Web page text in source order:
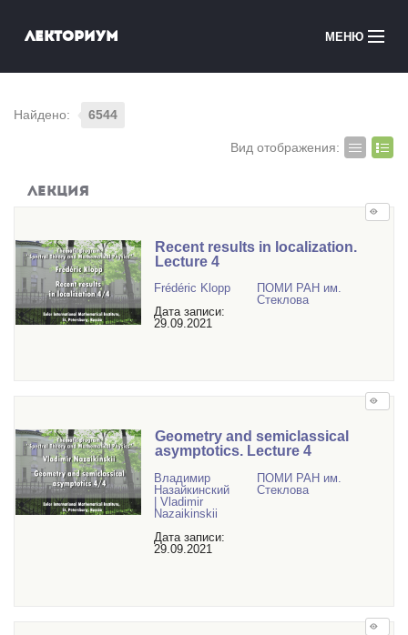
Лекториум МЕНЮ
Courses in English
Найдено: 6544
Вид отображения:
Лекция
Recent results in localization.
Lecture 4
Frédéric Klopp
Дата записи:
29.09.2021
ПОМИ РАН им.
Стеклова
Geometry and semiclassical
asymptotics. Lecture 4
Владимир
Назайкинский
| Vladimir
Nazaikinskii
Дата записи:
29.09.2021
ПОМИ РАН им.
Стеклова